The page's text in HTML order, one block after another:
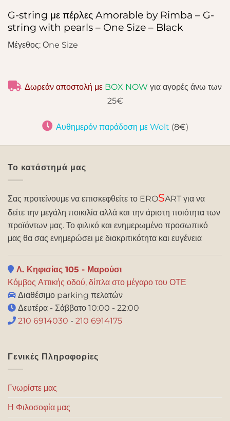
G-string με πέρλες Amorable by Rimba – G-
string with pearls – One Size – Black
Μέγεθος: Οne Size
Δωρεάν αποστολή με BOX NOW για αγορές άνω των
25€
Αυθημερόν παράδοση με Wolt (8€)
Το κατάστημά μας
Σας προτείνουμε να επισκεφθείτε το EROSART για να
δείτε την μεγάλη ποικιλία αλλά και την άριστη ποιότητα των
προϊόντων μας. Το φιλικό και ενημερωμένο προσωπικό
μας θα σας ενημερώσει με διακριτικότητα και ευγένεια
Λ. Κηφισίας 105 - Μαρούσι
Κόμβος Αττικής οδού, δίπλα στο μέγαρο του ΟΤΕ
Διαθέσιμο parking πελατών
Δευτέρα - Σάββατο 10:00 - 22:00
210 6914030 - 210 6914175
Γενικές Πληροφορίες
Γνωρίστε μας
Η Φιλοσοφία μας